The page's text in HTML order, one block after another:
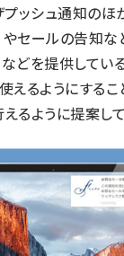
ッシュ通知のほ
やセールの告知
などを提供してい
えるようにするこ
るように提案して